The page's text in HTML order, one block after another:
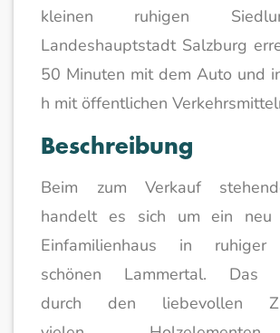
kleinen ruhigen
Landeshauptstadt Salzburg
50 Minuten mit dem Auto und
h mit öffentlichen
Beschreibung
Beim zum Verkauf
handelt es sich um ein neu
Einfamilienhaus in
schönen Lammertal.
durch den liebevollen